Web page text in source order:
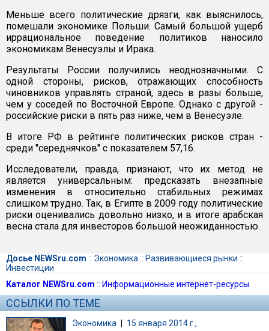
Меньше всего политические дрязги, как выяснилось,
помешали экономике Польши. Самый большой ущерб
иррациональное поведение политиков наносило
экономикам Венесуэлы и Ирака.
Результаты России получились неоднозначными. С
одной стороны, рисков, отражающих способность
чиновников управлять страной, здесь в разы больше,
чем у соседей по Восточной Европе. Однако с другой -
российские риски в пять раз ниже, чем в Венесуэле.
В итоге РФ в рейтинге политических рисков стран -
среди "середнячков" с показателем 57,16.
Исследователи, правда, признают, что их метод не
является универсальным: предсказать внезапные
изменения в относительно стабильных режимах
слишком трудно. Так, в Египте в 2009 году политические
риски оценивались довольно низко, и в итоге арабская
весна стала для инвесторов большой неожиданностью.
Досье NEWSru.com :: Экономика :: Развивающиеся рынки ::
Инвестиции
Каталог NEWSru.com :: Информационные интернет-ресурсы
ССЫЛКИ ПО ТЕМЕ
Экономика | 15 января 2014 г.,